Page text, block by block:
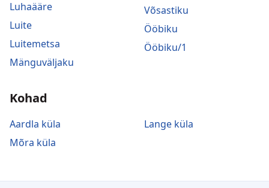
Luhaääre
Luite
Luitemetsa
Mänguväljaku
Võsastiku
Ööbiku
Ööbiku/1
Kohad
Aardla küla
Mõra küla
Lange küla